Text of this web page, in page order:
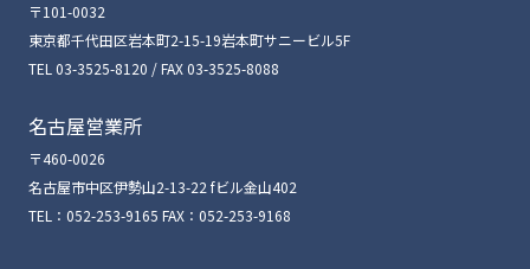
〒101-0032
東京都千代田区岩本町2-15-19岩本町サニービル5F
TEL 03-3525-8120 / FAX 03-3525-8088
名古屋営業所
〒460-0026
名古屋市中区伊勢山2-13-22 fビル金山402
TEL：052-253-9165 FAX：052-253-9168